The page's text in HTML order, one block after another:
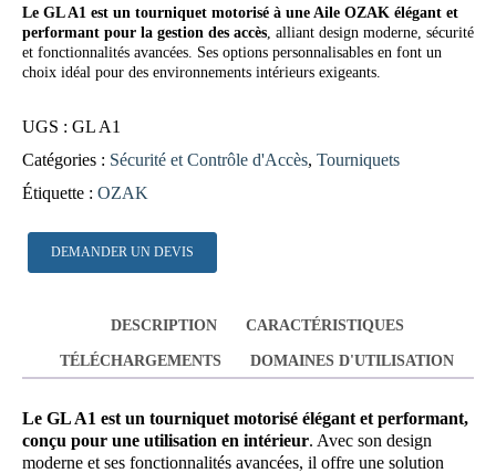
Le GL A1 est un tourniquet motorisé à une Aile OZAK élégant et
performant pour la gestion des accès, alliant design moderne, sécurité
et fonctionnalités avancées. Ses options personnalisables en font un
choix idéal pour des environnements intérieurs exigeants.
UGS : GL A1
Catégories : Sécurité et Contrôle d'Accès, Tourniquets
Étiquette : OZAK
DEMANDER UN DEVIS
DESCRIPTION CARACTÉRISTIQUES
TÉLÉCHARGEMENTS DOMAINES D'UTILISATION
Le GL A1 est un tourniquet motorisé élégant et performant,
conçu pour une utilisation en intérieur. Avec son design
moderne et ses fonctionnalités avancées, il offre une solution